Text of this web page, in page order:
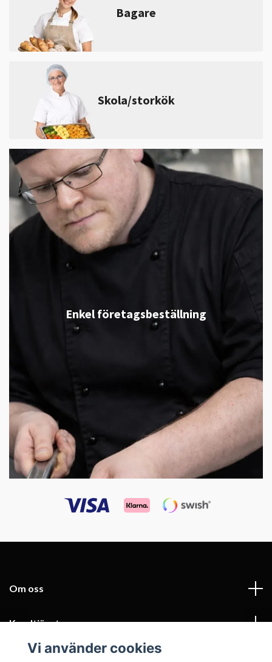
Bagare
Skola/storkök
Enkel företagsbeställning
Om oss
Kundtjänst
Vi använder cookies